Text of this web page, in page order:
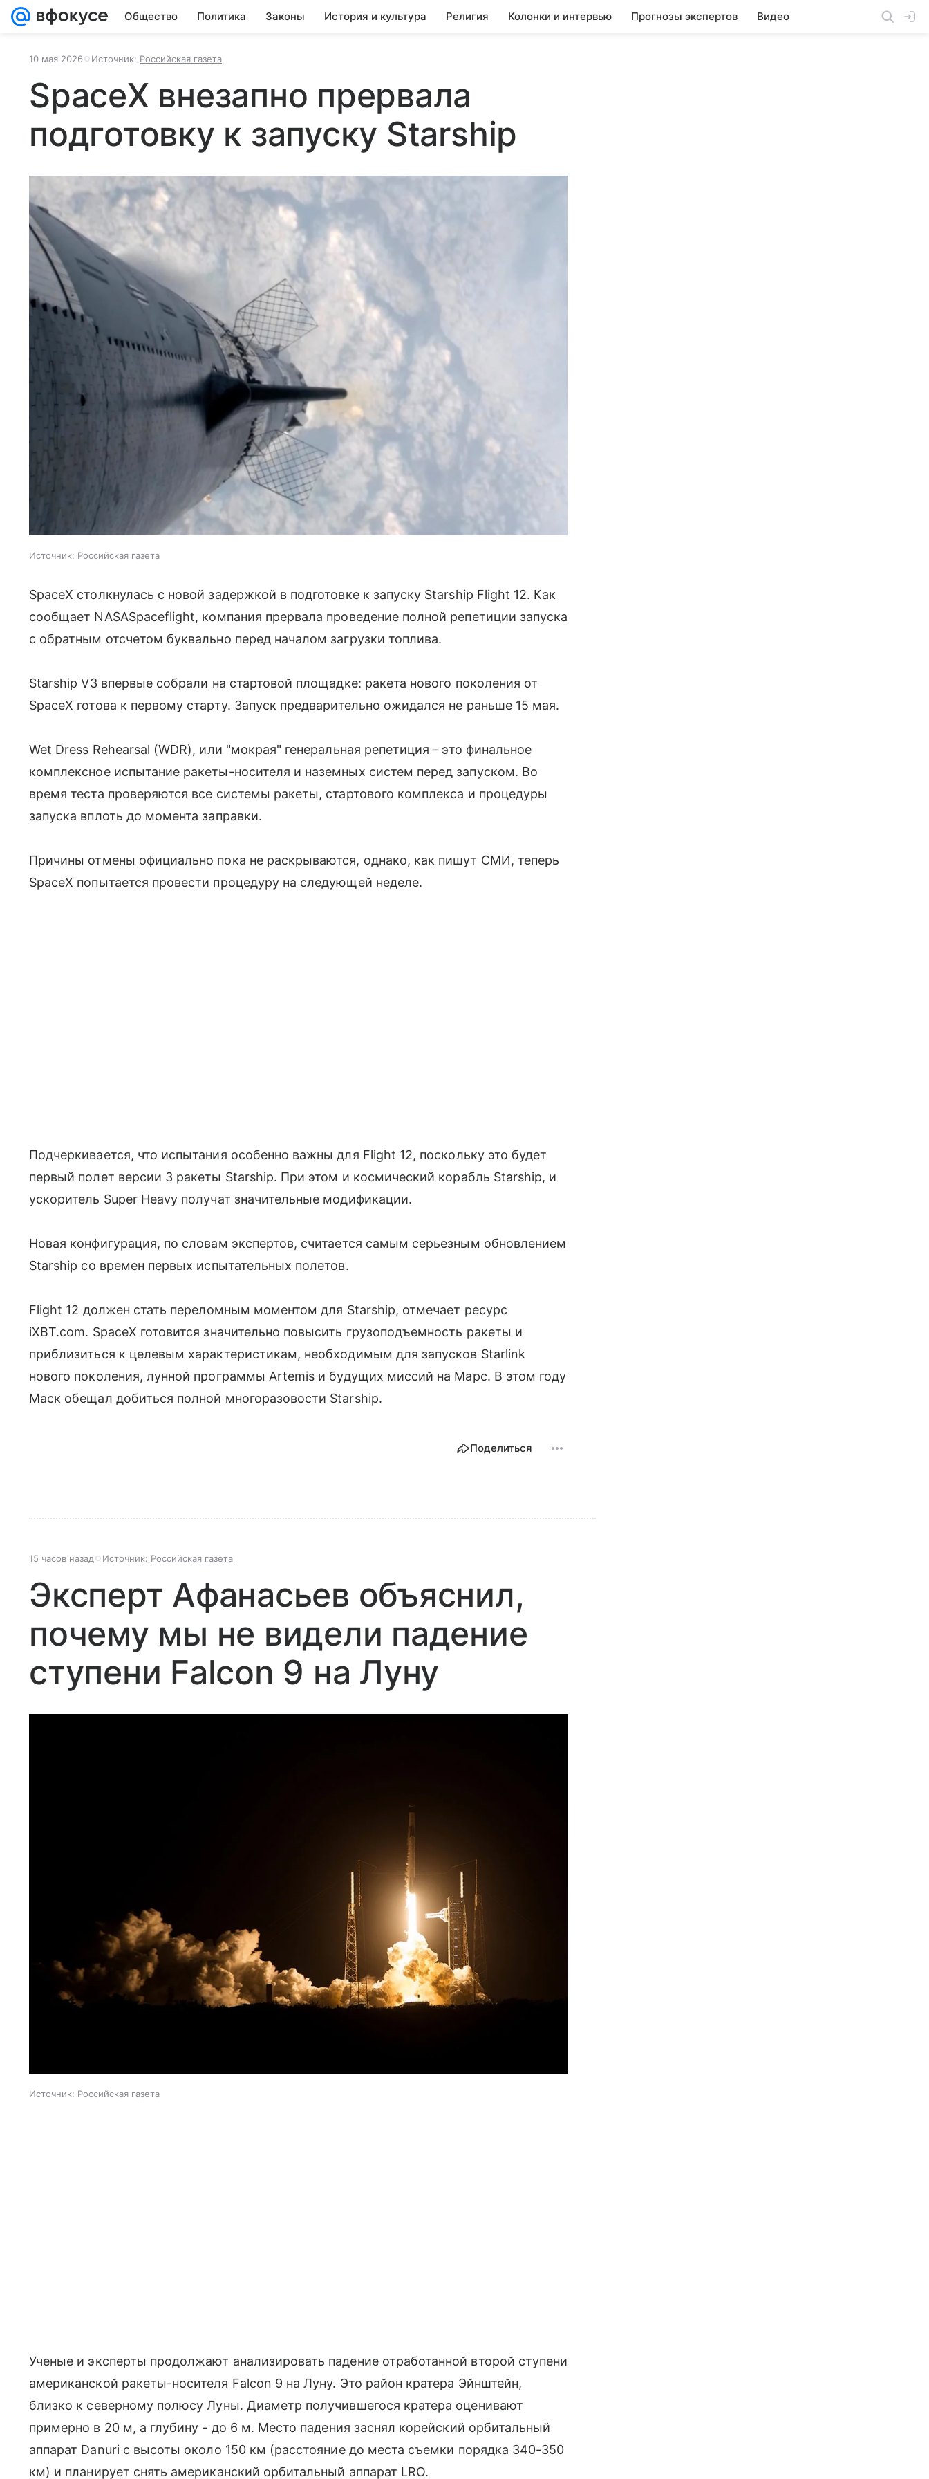
Общество Политика Законы История и культура Религия Колонки и интервью Прогнозы экспертов Видео
10 мая 2026 Источник: Российская газета
SpaceX внезапно прервала
подготовку к запуску Starship
Источник: Российская газета
SpaceX столкнулась с новой задержкой в подготовке к запуску Starship Flight 12. Как
сообщает NASASpaceflight, компания прервала проведение полной репетиции запуска
с обратным отсчетом буквально перед началом загрузки топлива.
Starship V3 впервые собрали на стартовой площадке: ракета нового поколения от
SpaceX готова к первому старту. Запуск предварительно ожидался не раньше 15 мая.
Wet Dress Rehearsal (WDR), или "мокрая" генеральная репетиция - это финальное
комплексное испытание ракеты-носителя и наземных систем перед запуском. Во
время теста проверяются все системы ракеты, стартового комплекса и процедуры
запуска вплоть до момента заправки.
Причины отмены официально пока не раскрываются, однако, как пишут СМИ, теперь
SpaceX попытается провести процедуру на следующей неделе.
Подчеркивается, что испытания особенно важны для Flight 12, поскольку это будет
первый полет версии 3 ракеты Starship. При этом и космический корабль Starship, и
ускоритель Super Heavy получат значительные модификации.
Новая конфигурация, по словам экспертов, считается самым серьезным обновлением
Starship со времен первых испытательных полетов.
Flight 12 должен стать переломным моментом для Starship, отмечает ресурс
iXBT.com. SpaceX готовится значительно повысить грузоподъемность ракеты и
приблизиться к целевым характеристикам, необходимым для запусков Starlink
нового поколения, лунной программы Artemis и будущих миссий на Марс. В этом году
Маск обещал добиться полной многоразовости Starship.
Поделиться
15 часов назад Источник: Российская газета
Эксперт Афанасьев объяснил,
почему мы не видели падение
ступени Falcon 9 на Луну
Источник: Российская газета
Ученые и эксперты продолжают анализировать падение отработанной второй ступени
американской ракеты-носителя Falcon 9 на Луну. Это район кратера Эйнштейн,
близко к северному полюсу Луны. Диаметр получившегося кратера оценивают
примерно в 20 м, а глубину - до 6 м. Место падения заснял корейский орбитальный
аппарат Danuri с высоты около 150 км (расстояние до места съемки порядка 340-350
км) и планирует снять американский орбитальный аппарат LRO.